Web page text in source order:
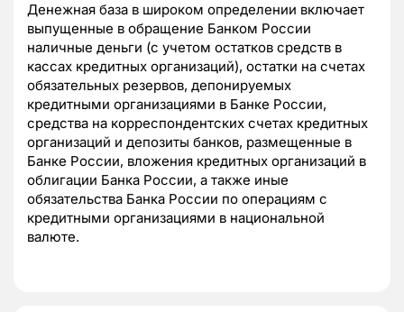
Денежная база в широком определении включает
выпущенные в обращение Банком России
наличные деньги (с учетом остатков средств в
кассах кредитных организаций), остатки на счетах
обязательных резервов, депонируемых
кредитными организациями в Банке России,
средства на корреспондентских счетах кредитных
организаций и депозиты банков, размещенные в
Банке России, вложения кредитных организаций в
облигации Банка России, а также иные
обязательства Банка России по операциям с
кредитными организациями в национальной
валюте.